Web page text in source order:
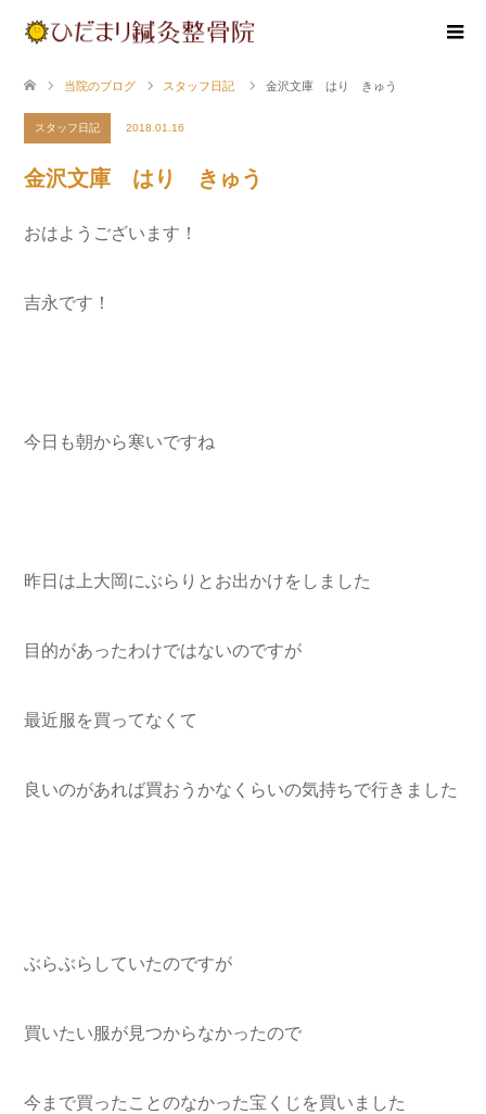
当院のブログ スタッフ日記 金沢文庫 はり きゅう
スタッフ日記 2018.01.16
金沢文庫 はり きゅう
おはようございます！
吉永です！
今日も朝から寒いですね
昨日は上大岡にぶらりとお出かけをしました
目的があったわけではないのですが
最近服を買ってなくて
良いのがあれば買おうかなくらいの気持ちで行きました
ぶらぶらしていたのですが
買いたい服が見つからなかったので
今まで買ったことのなかった宝くじを買いました